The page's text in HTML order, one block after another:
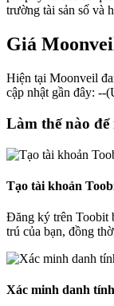
trường tài sản số và
Giá
Hiện tại Moonveil
cập nhật gần đây: --
Làm thế nào
Tạo tài khoản
Đăng ký trên Toobit
trú của bạn, đồng
Xác minh danh